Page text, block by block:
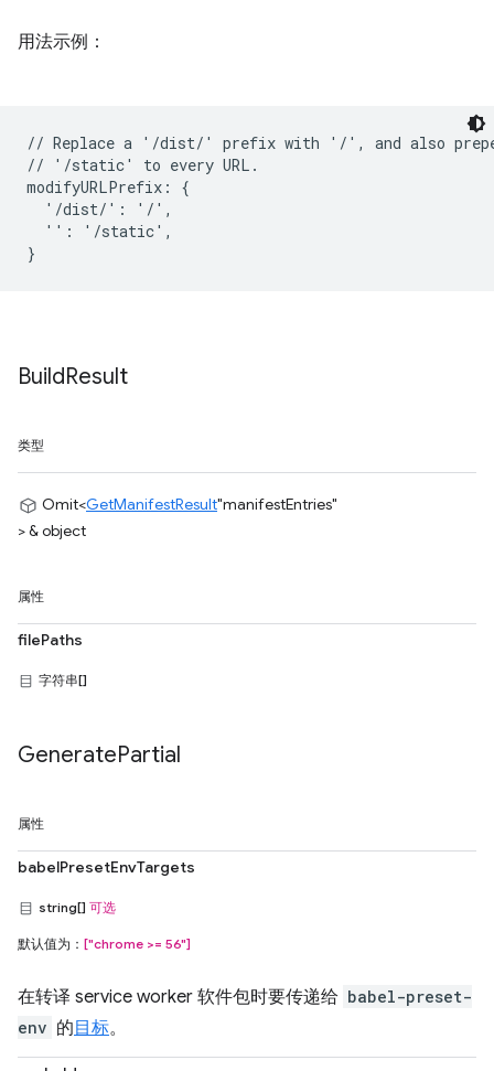
用法示例：
// Replace a '/dist/' prefix with '/', and also
// '/static' to every URL.
modifyURLPrefix: {
  '/dist/': '/',
  '': '/static',
BuildResult
类型
Omit<GetManifestResult"manifestEntries"
> & object
属性
filePaths
字符串[]
GeneratePartial
属性
babelPresetEnvTargets
string[] 可选
默认值为： ["chrome >= 56"]
在转译 service worker 软件包时要传递给 babel-preset-
env 的 目标。